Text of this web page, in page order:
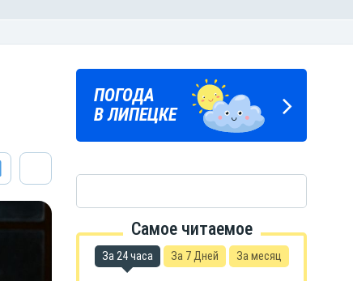
ПОГОДА
В ЛИПЕЦКЕ
ГОРОСКОП
НА КАЖДЫЙ ДЕНЬ
ЛИПЕЦКИЕ
РЕАЛИИ
Новости Липецка и области
Самое читаемое
За 24 часа За 7 Дней За месяц